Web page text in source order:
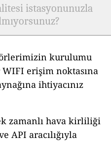
istasyonunuzla
kurulumu
WIFI erişim noktasına
ihtiyacınız
zamanlı hava kirliliği
API aracılığıyla